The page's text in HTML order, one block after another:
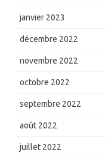
janvier 2023
décembre 2022
novembre 2022
octobre 2022
septembre 2022
août 2022
juillet 2022